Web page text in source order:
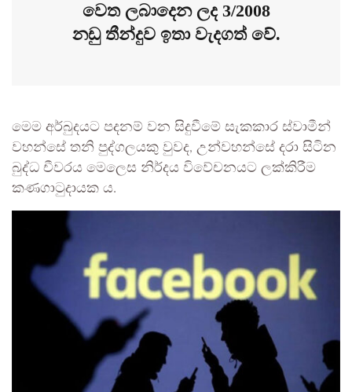
වෙත ලබාදෙන ලද 3/2008
නඩු තීන්දුව ඉතා වැදගත් වේ.
මෙම අර්බුදයට පදනම් වන සිදුවීමේ සැකකාර ස්වාමීන්
වහන්සේ තනි පුද්ගලයකු වුවද, උන්වහන්සේ දරා සිටින
බුද්ධ චීවරය මෙලෙස නිර්දය විවේචනයට ලක්කිරීම
කණගාටුදායක ය.